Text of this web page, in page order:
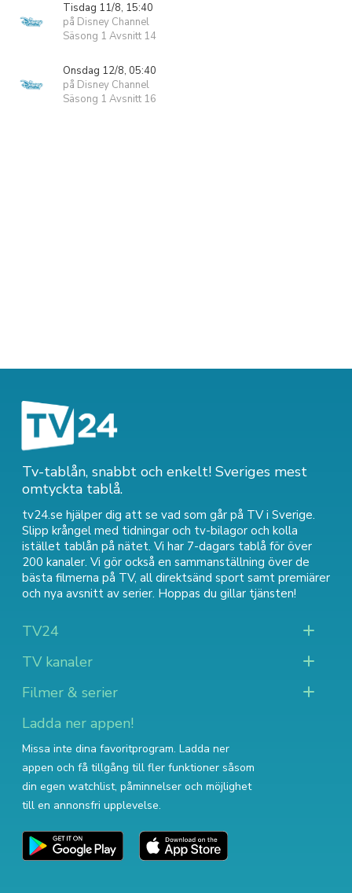
Tisdag 11/8, 15:40
på Disney Channel
Säsong 1 Avsnitt 14
Onsdag 12/8, 05:40
på Disney Channel
Säsong 1 Avsnitt 16
Tv-tablån, snabbt och enkelt! Sveriges mest
omtyckta tablå.
tv24.se hjälper dig att se vad som går på TV i Sverige.
Slipp krångel med tidningar och tv-bilagor och kolla
istället tablån på nätet. Vi har 7-dagars tablå för över
200 kanaler. Vi gör också en sammanställning över de
bästa filmerna på TV, all direktsänd sport samt premiärer
och nya avsnitt av serier. Hoppas du gillar tjänsten!
TV24
TV kanaler
Filmer & serier
Ladda ner appen!
Missa inte dina favoritprogram. Ladda ner
appen och få tillgång till fler funktioner såsom
din egen watchlist, påminnelser och möjlighet
till en annonsfri upplevelse.